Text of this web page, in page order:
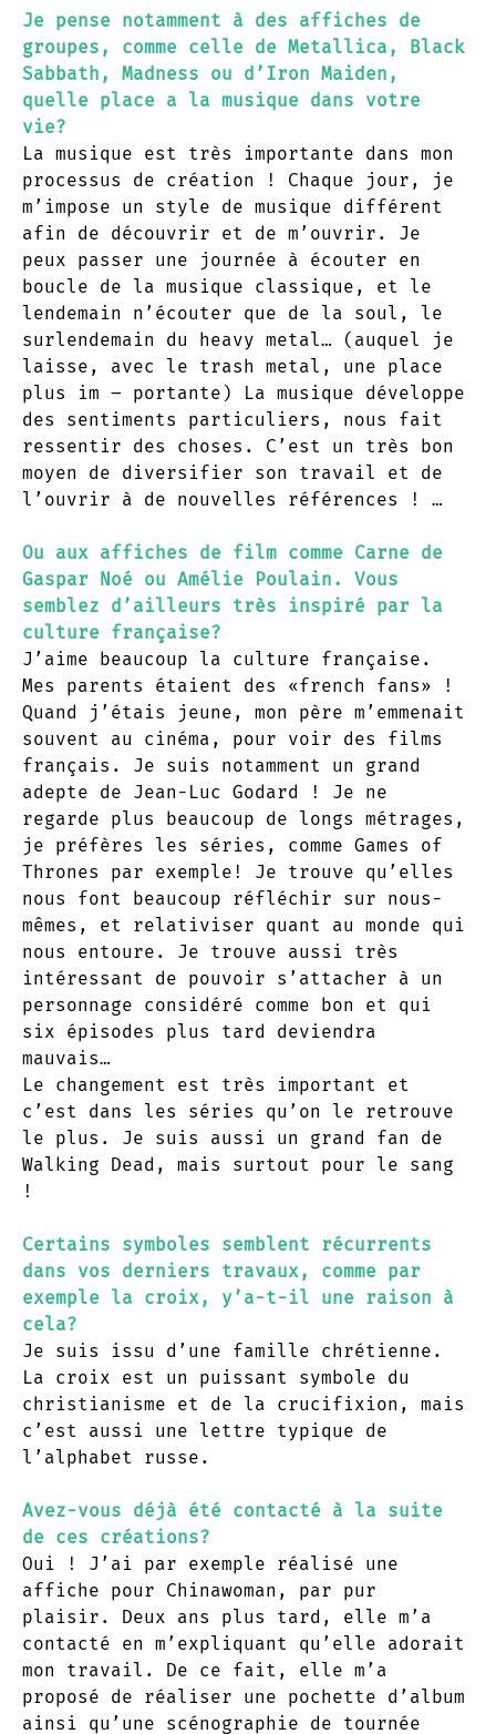
Je pense notamment à des affiches de
groupes, comme celle de Metallica, Black
Sabbath, Madness ou d’Iron Maiden,
quelle place a la musique dans votre
vie?
La musique est très importante dans mon
processus de création ! Chaque jour, je
m’impose un style de musique différent
afin de découvrir et de m’ouvrir. Je
peux passer une journée à écouter en
boucle de la musique classique, et le
lendemain n’écouter que de la soul, le
surlendemain du heavy metal… (auquel je
laisse, avec le trash metal, une place
plus im – portante) La musique développe
des sentiments particuliers, nous fait
ressentir des choses. C’est un très bon
moyen de diversifier son travail et de
l’ouvrir à de nouvelles références ! …
Ou aux affiches de film comme Carne de
Gaspar Noé ou Amélie Poulain. Vous
semblez d’ailleurs très inspiré par la
culture française?
J’aime beaucoup la culture française.
Mes parents étaient des «french fans» !
Quand j’étais jeune, mon père m’emmenait
souvent au cinéma, pour voir des films
français. Je suis notamment un grand
adepte de Jean-Luc Godard ! Je ne
regarde plus beaucoup de longs métrages,
je préfères les séries, comme Games of
Thrones par exemple! Je trouve qu’elles
nous font beaucoup réfléchir sur nous-
mêmes, et relativiser quant au monde qui
nous entoure. Je trouve aussi très
intéressant de pouvoir s’attacher à un
personnage considéré comme bon et qui
six épisodes plus tard deviendra
mauvais…
Le changement est très important et
c’est dans les séries qu’on le retrouve
le plus. Je suis aussi un grand fan de
Walking Dead, mais surtout pour le sang
!
Certains symboles semblent récurrents
dans vos derniers travaux, comme par
exemple la croix, y’a-t-il une raison à
cela?
Je suis issu d’une famille chrétienne.
La croix est un puissant symbole du
christianisme et de la crucifixion, mais
c’est aussi une lettre typique de
l’alphabet russe.
Avez-vous déjà été contacté à la suite
de ces créations?
Oui ! J’ai par exemple réalisé une
affiche pour Chinawoman, par pur
plaisir. Deux ans plus tard, elle m’a
contacté en m’expliquant qu’elle adorait
mon travail. De ce fait, elle m’a
proposé de réaliser une pochette d’album
ainsi qu’une scénographie de tournée